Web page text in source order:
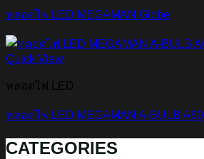
หลอดไฟ LED MEGAMAN Globe
Quick View
หลอดไฟ LED
หลอดไฟ LED MEGAMAN A-BULB A60
CATEGORIES